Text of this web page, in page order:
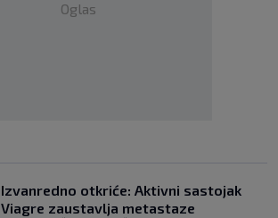
Oglas
Izvanredno otkriće: Aktivni sastojak
Viagre zaustavlja metastaze